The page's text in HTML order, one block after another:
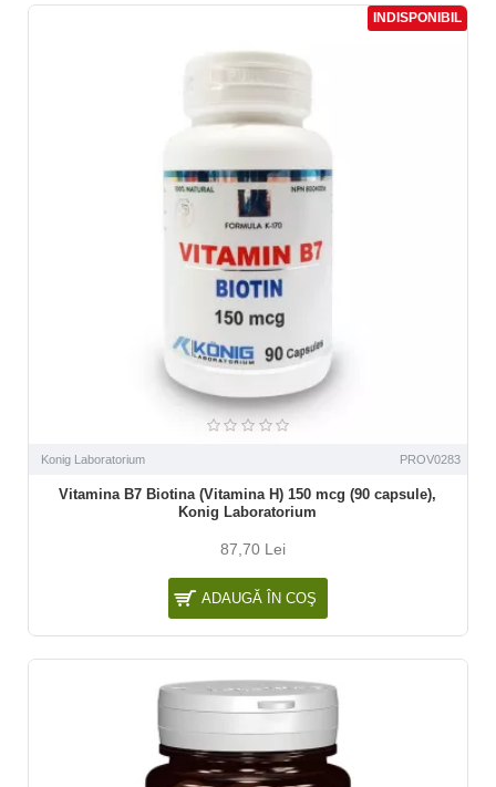
INDISPONIBIL
Konig Laboratorium PROV0283
Vitamina B7 Biotina (Vitamina H) 150 mcg (90 capsule),
Konig Laboratorium
87,70 Lei
ADAUGĂ ÎN COŞ